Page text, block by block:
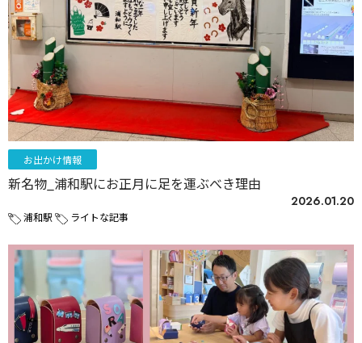
お出かけ情報
新名物_浦和駅にお正月に足を運ぶべき理由
2026.01.20
浦和駅 ライトな記事